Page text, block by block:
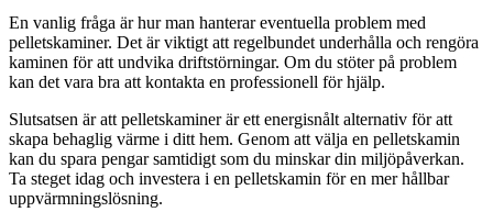
En vanlig fråga är hur man hanterar eventuella problem med
pelletskaminer. Det är viktigt att regelbundet underhålla och rengöra
kaminen för att undvika driftstörningar. Om du stöter på problem
kan det vara bra att kontakta en professionell för hjälp.
Slutsatsen är att pelletskaminer är ett energisnålt alternativ för att
skapa behaglig värme i ditt hem. Genom att välja en pelletskamin
kan du spara pengar samtidigt som du minskar din miljöpåverkan.
Ta steget idag och investera i en pelletskamin för en mer hållbar
uppvärmningslösning.